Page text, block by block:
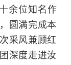
余位知名作
圆满完成本
采风兼顾红
深度走进汝